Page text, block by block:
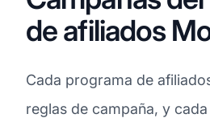
de afiliados
Cada programa de
reglas de campaña, y